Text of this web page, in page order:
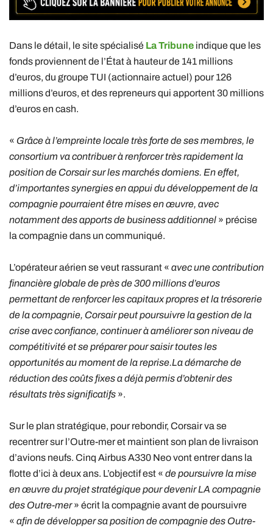
Dans le détail, le site spécialisé La Tribune indique que les
fonds proviennent de l’État à hauteur de 141 millions
d’euros, du groupe TUI (actionnaire actuel) pour 126
millions d’euros, et des repreneurs qui apportent 30 millions
d’euros en cash.
« Grâce à l’empreinte locale très forte de ses membres, le
consortium va contribuer à renforcer très rapidement la
position de Corsair sur les marchés domiens. En effet,
d’importantes synergies en appui du développement de la
compagnie pourraient être mises en œuvre, avec
notamment des apports de business additionnel » précise
la compagnie dans un communiqué.
L’opérateur aérien se veut rassurant « avec une contribution
financière globale de près de 300 millions d’euros
permettant de renforcer les capitaux propres et la trésorerie
de la compagnie, Corsair peut poursuivre la gestion de la
crise avec confiance, continuer à améliorer son niveau de
compétitivité et se préparer pour saisir toutes les
opportunités au moment de la reprise.La démarche de
réduction des coûts fixes a déjà permis d’obtenir des
résultats très significatifs ».
Sur le plan stratégique, pour rebondir, Corsair va se
recentrer sur l’Outre-mer et maintient son plan de livraison
d’avions neufs. Cinq Airbus A330 Neo vont entrer dans la
flotte d’ici à deux ans. L’objectif est « de poursuivre la mise
en œuvre du projet stratégique pour devenir LA compagnie
des Outre-mer» écrit la compagnie avant de poursuivre
« afin de développer sa position de compagnie des Outre-